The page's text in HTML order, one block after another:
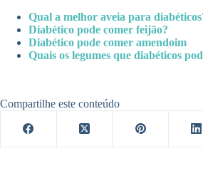
Qual a melhor aveia para
Diabético pode comer feijão?
Diabético pode comer amendoim
Quais os legumes que diabéticos
Compartilhe este conteúdo